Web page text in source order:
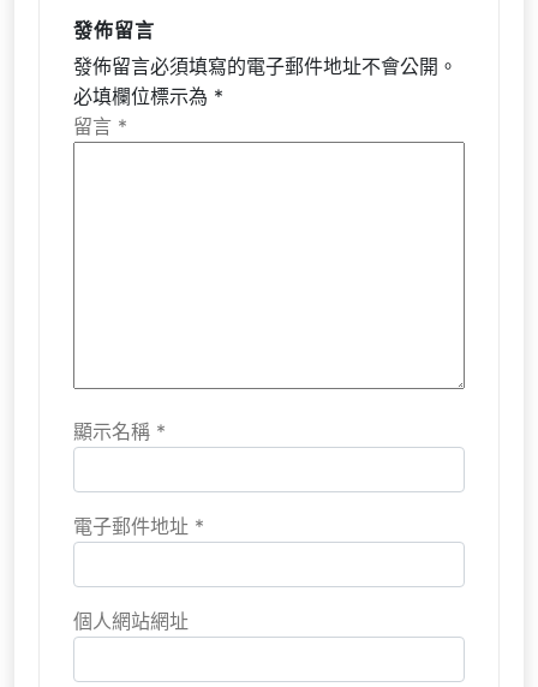
發佈留言
發佈留言必須填寫的電子郵件地址不會公開。
必填欄位標示為 *
留言 *
顯示名稱 *
電子郵件地址 *
個人網站網址